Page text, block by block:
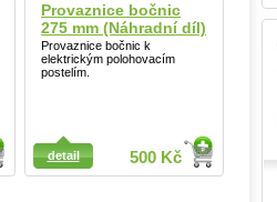
Provaznice bočnic
275 mm (Náhradní díl)
Provaznice bočnic k
elektrickým polohovacím
postelím.
500 Kč
detail